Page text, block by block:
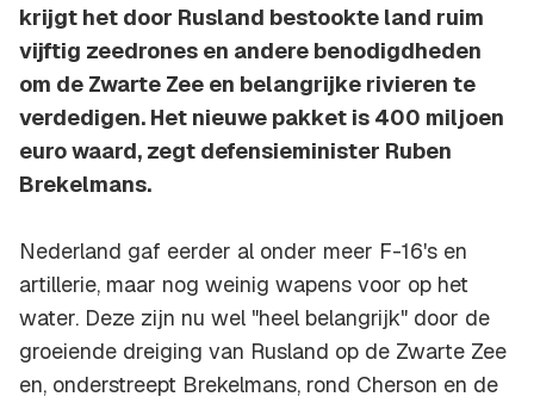
krijgt het door Rusland bestookte land ruim
vijftig zeedrones en andere benodigdheden
om de Zwarte Zee en belangrijke rivieren te
verdedigen. Het nieuwe pakket is 400 miljoen
euro waard, zegt defensieminister Ruben
Brekelmans.
Nederland gaf eerder al onder meer F-16's en
artillerie, maar nog weinig wapens voor op het
water. Deze zijn nu wel "heel belangrijk" door de
groeiende dreiging van Rusland op de Zwarte Zee
en, onderstreept Brekelmans, rond Cherson en de